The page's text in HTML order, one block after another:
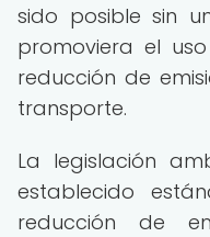
sido posible sin
promoviera el
reducción de
transporte.
La legislación
establecido
reducción de